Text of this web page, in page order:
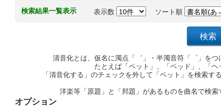
検索結果一覧表示 表示数 ソート順
清音化とは、仮名に濁点「゛」・半濁音符「゜」を
たとえば「ペット」、「ベッド」、「
「清音化する」のチェックを外して「ペット」を検索
洋楽等「原題」と「邦題」があるものを曲名で検
オプション